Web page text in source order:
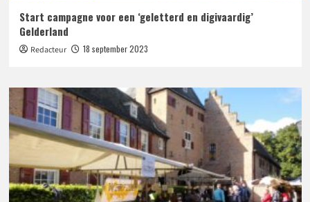
Start campagne voor een ‘geletterd en digivaardig’
Gelderland
Redacteur 18 september 2023